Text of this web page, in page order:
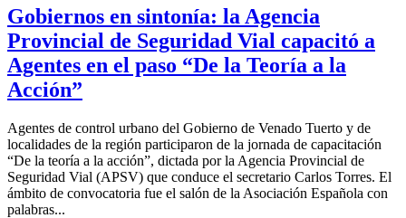
Gobiernos en sintonía: la Agencia
Provincial de Seguridad Vial capacitó a
Agentes en el paso “De la Teoría a la
Acción”
Agentes de control urbano del Gobierno de Venado Tuerto y de
localidades de la región participaron de la jornada de capacitación
“De la teoría a la acción”, dictada por la Agencia Provincial de
Seguridad Vial (APSV) que conduce el secretario Carlos Torres. El
ámbito de convocatoria fue el salón de la Asociación Española con
palabras...